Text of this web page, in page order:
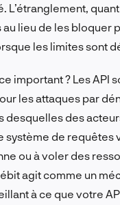
L’étranglement,
au lieu de les bloquer
les limites sont
important ? Les API
les attaques par
desquelles des
système de requêtes
ou à voler des
agit comme un
à ce que votre